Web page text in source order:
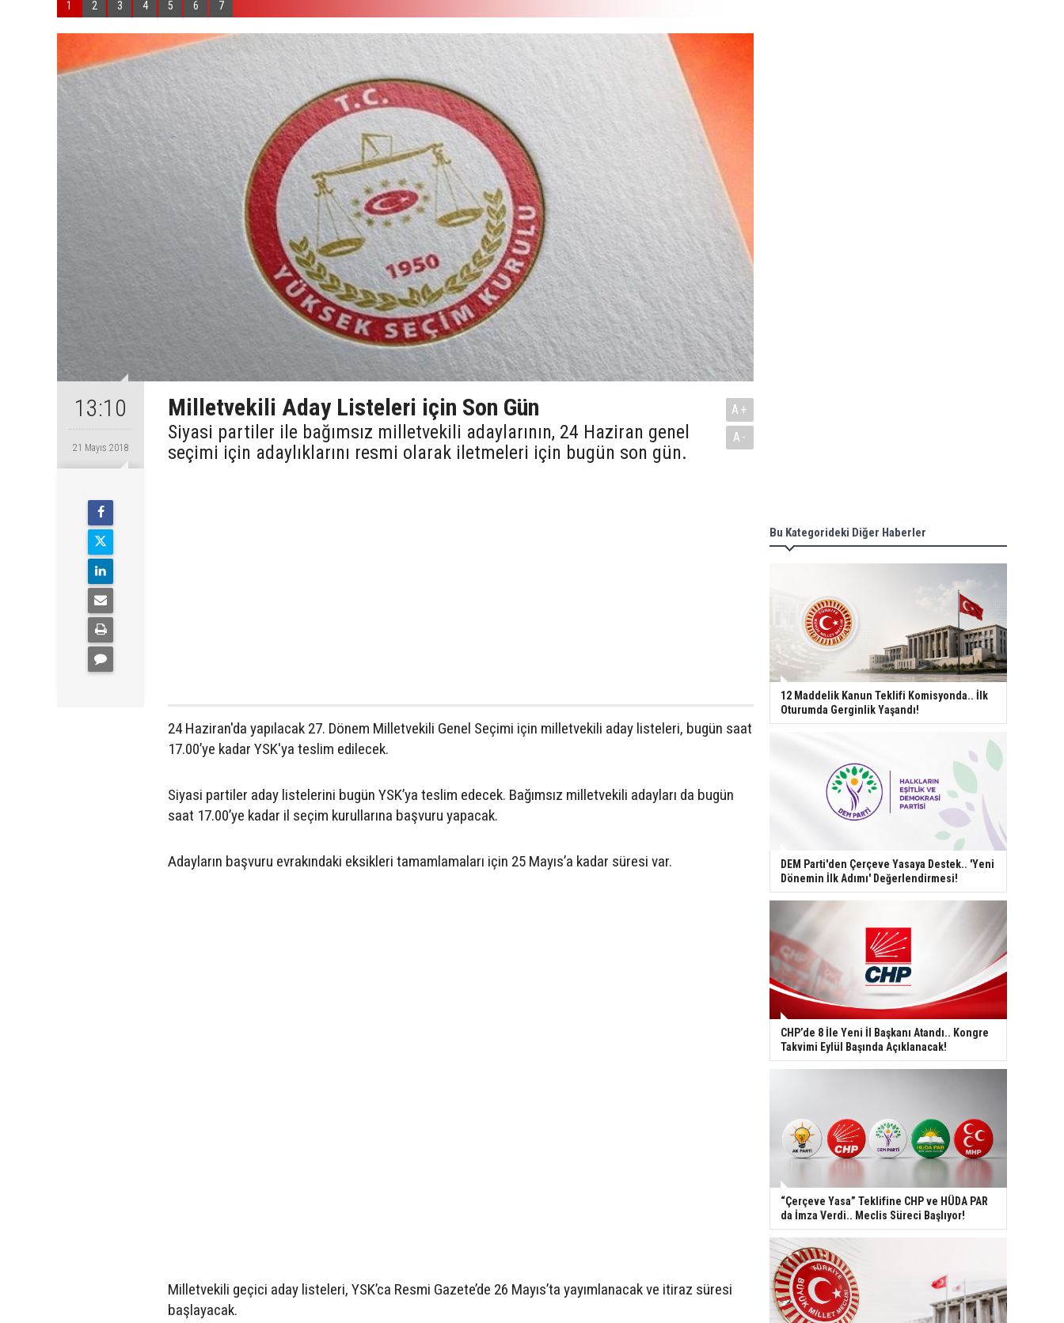
1 2 3 4 5 6 7
13:10
21 Mayıs 2018
Milletvekili Aday Listeleri için Son Gün
Siyasi partiler ile bağımsız milletvekili adaylarının, 24 Haziran genel
seçimi için adaylıklarını resmi olarak iletmeleri için bugün son gün.
A+
A-
24 Haziran'da yapılacak 27. Dönem Milletvekili Genel Seçimi için milletvekili aday listeleri, bugün saat
17.00’ye kadar YSK'ya teslim edilecek.
Siyasi partiler aday listelerini bugün YSK’ya teslim edecek. Bağımsız milletvekili adayları da bugün
saat 17.00’ye kadar il seçim kurullarına başvuru yapacak.
Adayların başvuru evrakındaki eksikleri tamamlamaları için 25 Mayıs’a kadar süresi var.
Milletvekili geçici aday listeleri, YSK’ca Resmi Gazete’de 26 Mayıs’ta yayımlanacak ve itiraz süresi
başlayacak.
Bu Kategorideki Diğer Haberler
12 Maddelik Kanun Teklifi Komisyonda.. İlk
Oturumda Gerginlik Yaşandı!
DEM Parti'den Çerçeve Yasaya Destek.. 'Yeni
Dönemin İlk Adımı' Değerlendirmesi!
CHP’de 8 İle Yeni İl Başkanı Atandı.. Kongre
Takvimi Eylül Başında Açıklanacak!
“Çerçeve Yasa” Teklifine CHP ve HÜDA PAR
da İmza Verdi.. Meclis Süreci Başlıyor!